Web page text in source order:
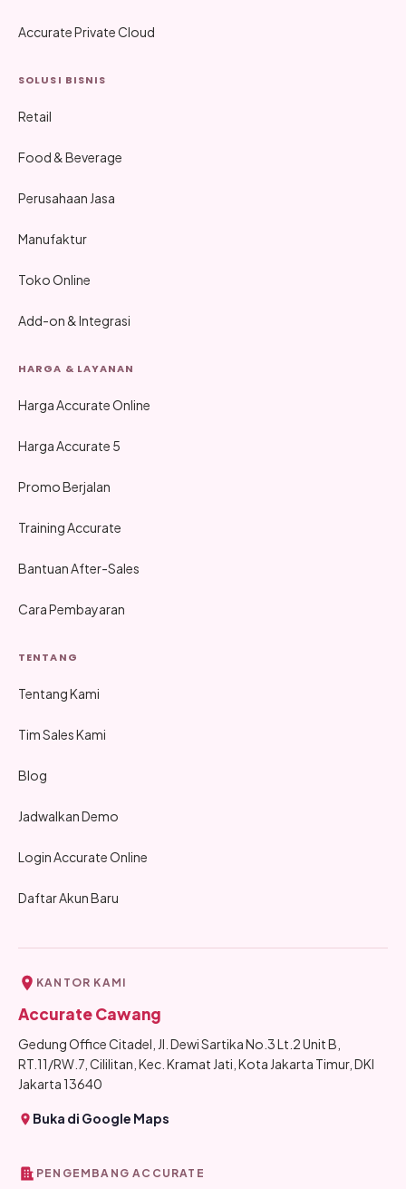
Accurate Private Cloud
SOLUSI BISNIS
Retail
Food & Beverage
Perusahaan Jasa
Manufaktur
Toko Online
Add-on & Integrasi
HARGA & LAYANAN
Harga Accurate Online
Harga Accurate 5
Promo Berjalan
Training Accurate
Bantuan After-Sales
Cara Pembayaran
TENTANG
Tentang Kami
Tim Sales Kami
Blog
Jadwalkan Demo
Login Accurate Online
Daftar Akun Baru
KANTOR KAMI
Accurate Cawang
Gedung Office Citadel, Jl. Dewi Sartika No.3 Lt.2 Unit B,
RT.11/RW.7, Cililitan, Kec. Kramat Jati, Kota Jakarta Timur, DKI
Jakarta 13640
Buka di Google Maps
PENGEMBANG ACCURATE